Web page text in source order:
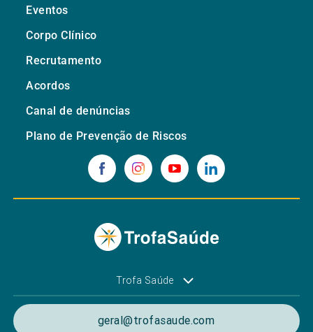
Eventos
Corpo Clínico
Recrutamento
Acordos
Canal de denúncias
Plano de Prevenção de Riscos
Trofa Saúde
geral@trofasaude.com